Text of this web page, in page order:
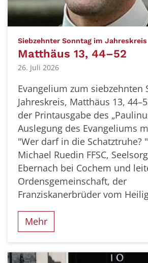
Siebzehnter Sonntag im Jahreskreis
Matthäus 13, 44–52
26. Juli 2026
Evangelium zum siebzehnten
Jahreskreis, Matthäus 13,
der Printausgabe des
Auslegung des Evangeliums
"Wer darf in die Schatztruhe?
Michael Ruedin FFSC,
Ebernach bei Cochem und
Ordensgemeinschaft, der
Franziskanerbrüder vom
Mehr